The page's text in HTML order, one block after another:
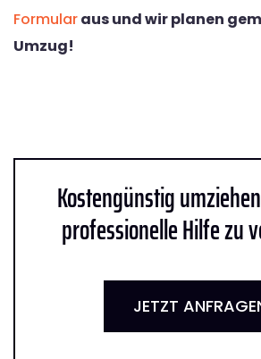
Formularaus und wir planen
Umzug!
Kostengünstig
professionelle Hilfe zu
JETZT